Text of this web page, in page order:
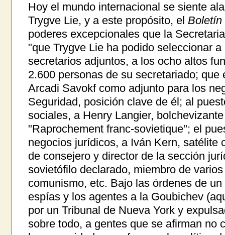
Hoy el mundo internacional se siente
Trygve Lie, y a este propósito, el Boletín
poderes excepcionales que la
"que Trygve Lie ha podido seleccionar
secretarios adjuntos, a los ocho altos
2.600 personas de su secretariado;
Arcadi Savokf como adjunto para los
Seguridad, posición clave de él; al
sociales, a Henry Langier,
"Raprochement franc-sovietique"; el
negocios jurídicos, a Iván Kern, satélite
de consejero y director de la sección
sovietófilo declarado, miembro de
comunismo, etc. Bajo las órdenes de
espías y los agentes a la Goubichev
por un Tribunal de Nueva York y
sobre todo, a gentes que se afirman no